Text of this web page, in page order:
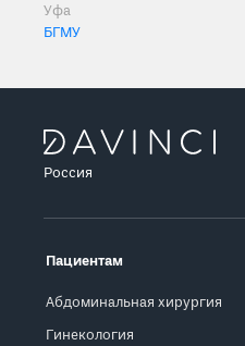
Уфа
БГМУ
Россия
Пациентам
Абдоминальная хирургия
Гинекология